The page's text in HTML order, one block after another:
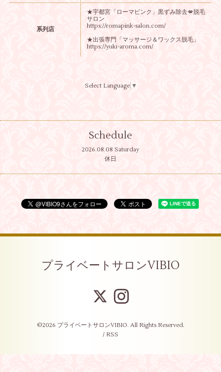
系列店
★宇都宮「ローマピンク」黒ずみ除去💋脱毛
サロン
https://romapink-salon.com/
★出張専門「マッサージ＆ワックス脱毛」
https://yuki-aroma.com/
Select Language ▼
Schedule
2026.08.08 Saturday
休日
プライベートサロンVIBIO
©2026 プライベートサロンVIBIO. All Rights Reserved.
/ RSS